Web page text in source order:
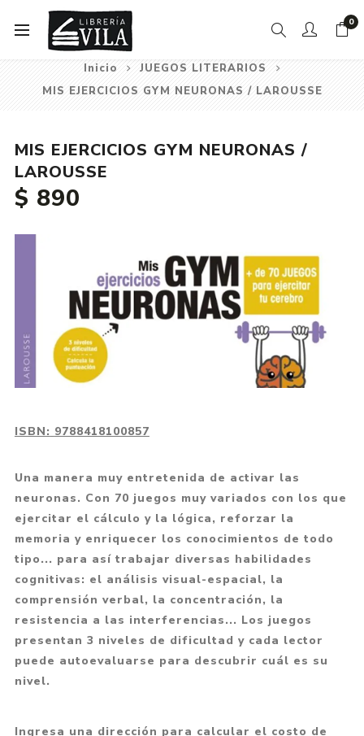
0
Inicio
JUEGOS LITERARIOS
MIS EJERCICIOS GYM NEURONAS / LAROUSSE
MIS EJERCICIOS GYM NEURONAS /
LAROUSSE
$ 890
ISBN: 9788418100857
Una manera muy entretenida de activar las
neuronas. Con 70 juegos muy variados con los que
ejercitar el cálculo y la lógica, reforzar la
memoria y enriquecer los conocimientos de todo
tipo... para así trabajar diversas habilidades
cognitivas: el análisis visual-espacial, la
comprensión verbal, la concentración, la
resistencia a las interferencias... Los juegos
presentan 3 niveles de dificultad y cada lector
puede autoevaluarse para descubrir cuál es su
nivel.
Ingresa una dirección para calcular el costo de